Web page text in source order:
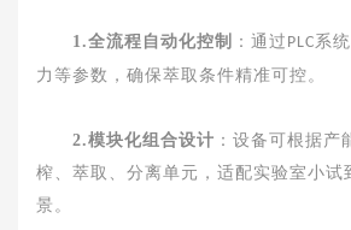
1.全流程自动化控制 ：通过 PLC系
力等参数，确保萃取条件精准可控。
2.模块化组合设计 ：设备可根据产
榨、萃取、分离单元，适配实验室小试
景。